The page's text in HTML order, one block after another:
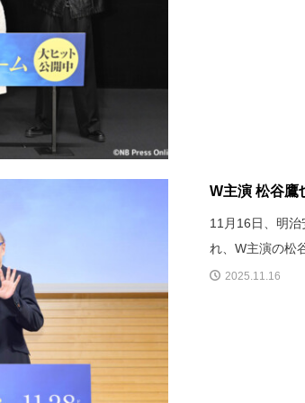
W主演 松谷鷹
11月16日、明
れ、W主演の松
2025.11.16